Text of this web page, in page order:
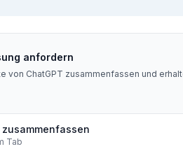
anfordern
von ChatGPT zusammenfassen und
zusammenfassen
Tab